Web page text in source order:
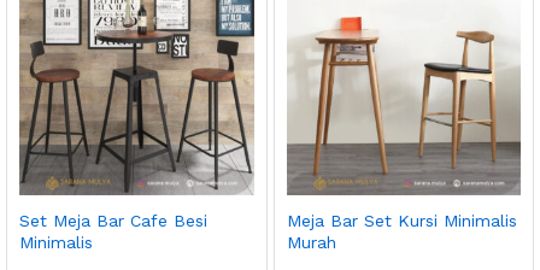
Set Meja Bar Cafe Besi
Minimalis
Meja Bar Set Kursi Minimalis
Murah